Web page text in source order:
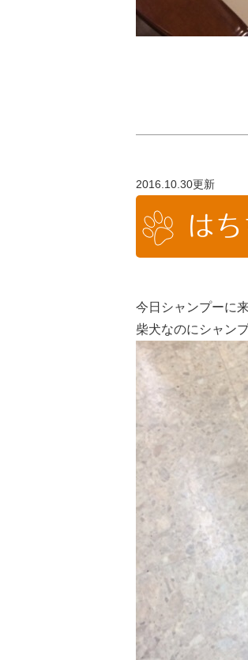
2016.10.30更新
は
今日シャンプーに
柴犬なのにシャン